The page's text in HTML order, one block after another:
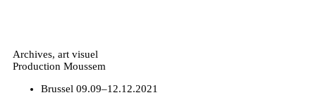
Archives, art visuel
Production Moussem
Brussel 09.09–12.12.2021